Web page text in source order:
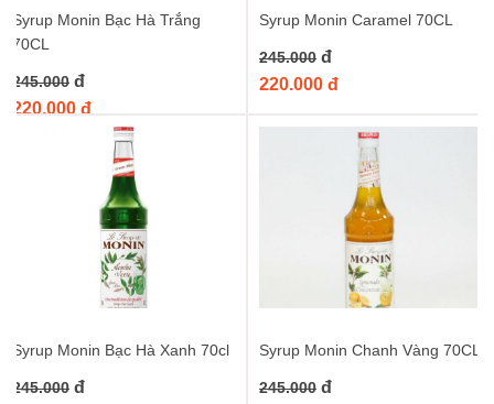
Syrup Monin Bạc Hà Trắng
70CL
245.000 đ
220.000 đ
Syrup Monin Caramel 70CL
245.000 đ
220.000 đ
Syrup Monin Bạc Hà Xanh 70cl
245.000 đ
Syrup Monin Chanh Vàng 70CL
245.000 đ